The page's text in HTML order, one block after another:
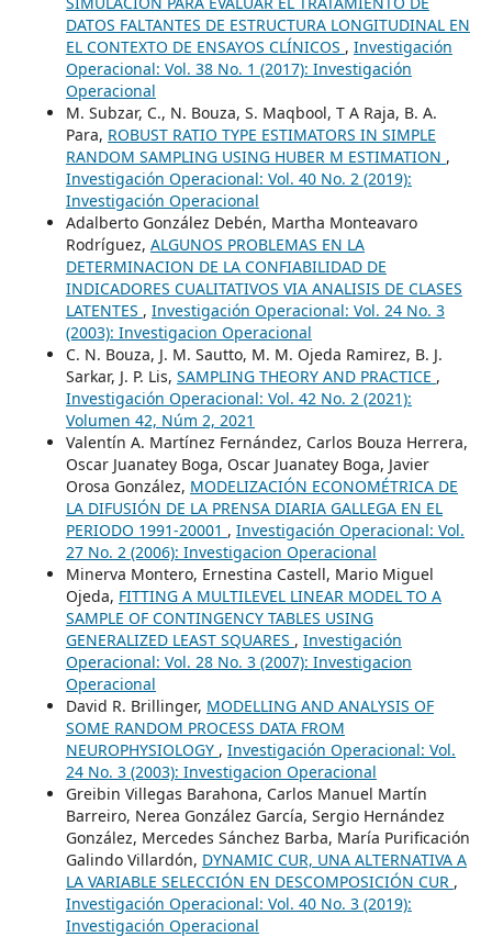
DATOS FALTANTES DE ESTRUCTURA LONGITUDINAL EN
EL CONTEXTO DE ENSAYOS CLÍNICOS , Investigación
Operacional: Vol. 38 No. 1 (2017): Investigación
Operacional
M. Subzar, C., N. Bouza, S. Maqbool, T A Raja, B. A.
Para, ROBUST RATIO TYPE ESTIMATORS IN SIMPLE
RANDOM SAMPLING USING HUBER M ESTIMATION ,
Investigación Operacional: Vol. 40 No. 2 (2019):
Investigación Operacional
Adalberto González Debén, Martha Monteavaro
Rodríguez, ALGUNOS PROBLEMAS EN LA
DETERMINACION DE LA CONFIABILIDAD DE
INDICADORES CUALITATIVOS VIA ANALISIS DE CLASES
LATENTES , Investigación Operacional: Vol. 24 No. 3
(2003): Investigacion Operacional
C. N. Bouza, J. M. Sautto, M. M. Ojeda Ramirez, B. J.
Sarkar, J. P. Lis, SAMPLING THEORY AND PRACTICE ,
Investigación Operacional: Vol. 42 No. 2 (2021):
Volumen 42, Núm 2, 2021
Valentín A. Martínez Fernández, Carlos Bouza Herrera,
Oscar Juanatey Boga, Oscar Juanatey Boga, Javier
Orosa González, MODELIZACIÓN ECONOMÉTRICA DE
LA DIFUSIÓN DE LA PRENSA DIARIA GALLEGA EN EL
PERIODO 1991-20001 , Investigación Operacional: Vol.
27 No. 2 (2006): Investigacion Operacional
Minerva Montero, Ernestina Castell, Mario Miguel
Ojeda, FITTING A MULTILEVEL LINEAR MODEL TO A
SAMPLE OF CONTINGENCY TABLES USING
GENERALIZED LEAST SQUARES , Investigación
Operacional: Vol. 28 No. 3 (2007): Investigacion
Operacional
David R. Brillinger, MODELLING AND ANALYSIS OF
SOME RANDOM PROCESS DATA FROM
NEUROPHYSIOLOGY , Investigación Operacional: Vol.
24 No. 3 (2003): Investigacion Operacional
Greibin Villegas Barahona, Carlos Manuel Martín
Barreiro, Nerea González García, Sergio Hernández
González, Mercedes Sánchez Barba, María Purificación
Galindo Villardón, DYNAMIC CUR, UNA ALTERNATIVA A
LA VARIABLE SELECCIÓN EN DESCOMPOSICIÓN CUR ,
Investigación Operacional: Vol. 40 No. 3 (2019):
Investigación Operacional